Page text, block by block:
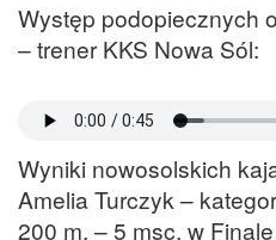
Występ podopiecznych
– trener KKS Nowa Sól:
Wyniki nowosolskich
Amelia Turczyk –
200 m. – 5 msc. w